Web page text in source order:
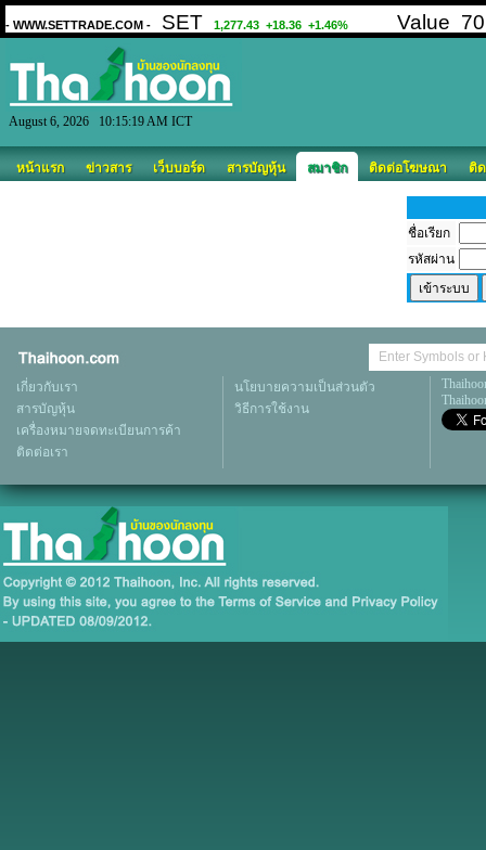
August 6, 2026 10:15:19 AM ICT
หน้าแรก ข่าวสาร เว็บบอร์ด สารบัญหุ้น สมาชิก ติดต่อโฆษณา ติ
ชื่อเรียก
รหัสผ่าน
เกี่ยวกับเรา
สารบัญหุ้น
เครื่องหมายจดทะเบียนการค้า
ติดต่อเรา
นโยบายความเป็นส่วนตัว
วิธีการใช้งาน